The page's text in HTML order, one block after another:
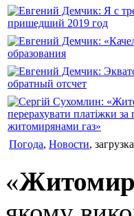
Погода, Новости,
«Житомир